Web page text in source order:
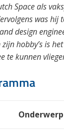
Space als
was hij
design
zijn hobby’s is
te kunnen
Onderwerp